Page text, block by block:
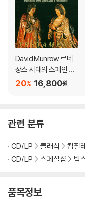
CD 20
from XVI-XVIIth
from XIX-XXth century
CD 21
erio…
David Munrow 르네
상스 시대의 스페인 음
악 (Music for Ferdina
16,800원
20%
관련 분류
CD/LP 클래식 컴필
CD/LP
스페셜샵 박
품목정보